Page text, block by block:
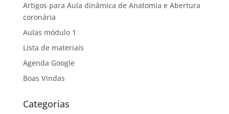
Artigos para Aula dinâmica de Anatomia e Abertura
coronária
Aulas módulo 1
Lista de materiais
Agenda Google
Boas Vindas
Categorias